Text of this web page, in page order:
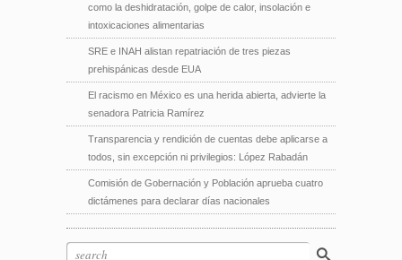
como la deshidratación, golpe de calor, insolación e
intoxicaciones alimentarias
SRE e INAH alistan repatriación de tres piezas
prehispánicas desde EUA
El racismo en México es una herida abierta, advierte la
senadora Patricia Ramírez
Transparencia y rendición de cuentas debe aplicarse a
todos, sin excepción ni privilegios: López Rabadán
Comisión de Gobernación y Población aprueba cuatro
dictámenes para declarar días nacionales